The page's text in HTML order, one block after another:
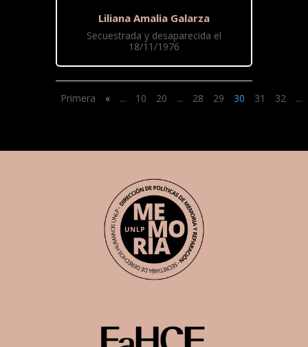
Liliana Amalia Galarza
Secuestrada y desaparecida el
18/11/1976
Primera « ... 10 20 ... 28 29 30 31 32 ...